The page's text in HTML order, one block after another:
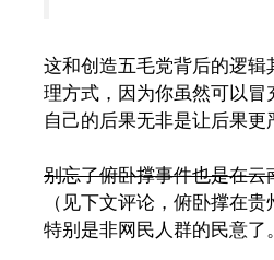
这和创造五毛党背后的逻
理方式，因为你虽然可以
自己的后果无非是让后果更
别忘了俯卧撑事件也是在
（见下文评论，俯卧撑在
特别是非网民人群的民意了。